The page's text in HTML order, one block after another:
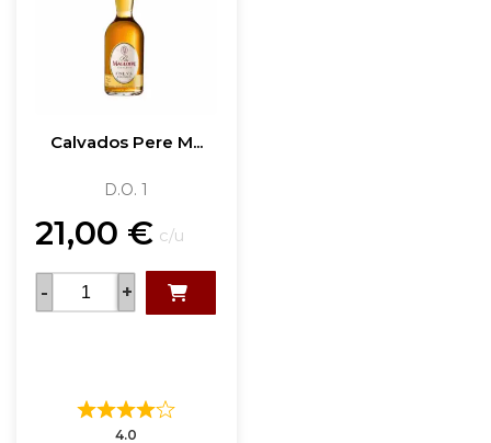
Calvados Pere M...
D.O. 1
21,00 € c/u
- +
4.0